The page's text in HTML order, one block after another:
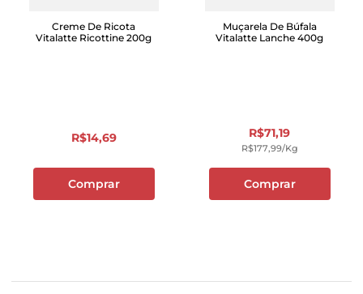
Creme De Ricota
Vitalatte Ricottine 200g
R$14,69
Comprar
Muçarela De Búfala
Vitalatte Lanche 400g
R$71,19
R$177,99/kg
Comprar